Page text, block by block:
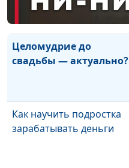
Целомудрие до
свадьбы — актуально?
Как научить подростка
зарабатывать деньги